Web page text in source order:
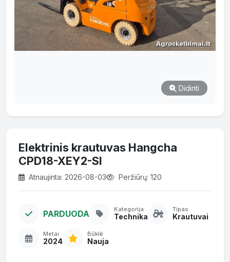
Didinti
Elektrinis krautuvas Hangcha
CPD18-XEY2-SI
Atnaujinta: 2026-08-03 Peržiūrų: 120
PARDUODA Kategorija
Technika
Tipas
Krautuvai
Metai
2024
Būklė
Nauja